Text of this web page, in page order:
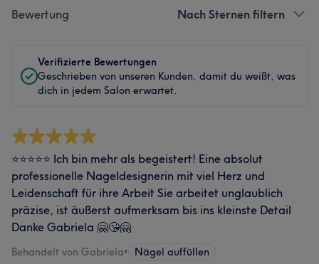
Bewertung Nach Sternen filtern
Verifizierte Bewertungen
Geschrieben von unseren Kunden, damit du weißt, was
dich in jedem Salon erwartet.
⭐⭐⭐⭐⭐ Ich bin mehr als begeistert! Eine absolut
professionelle Nageldesignerin mit viel Herz und
Leidenschaft für ihre Arbeit Sie arbeitet unglaublich
präzise, ist äußerst aufmerksam bis ins kleinste Detail
Danke Gabriela 🤗😘🤗
Behandelt von Gabriela• Nägel auffüllen